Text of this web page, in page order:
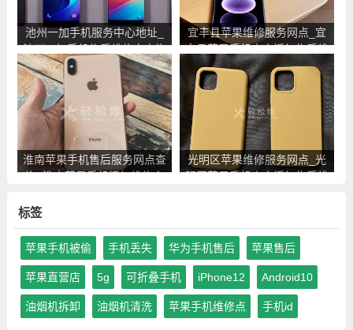
池州一加手机服务中心地址_
池州一加手机售后维修点查询
宜丰县苹果维修服务网点_宜
丰县苹果手机官方授权售后维
修中心地址电话
淮南苹果手机售后服务网点查
询_淮南苹果手机授权维修中
光明区苹果维修服务网点_光
明区苹果手机官方授权售后维
标签
苹果手机被偷 手机丢失 华为手机售后 苹果售后
苹果直营店 5g 可折叠手机 iPhone12 Android10
油烟机拆卸 油烟机清洗 苹果手机维修点 手机id